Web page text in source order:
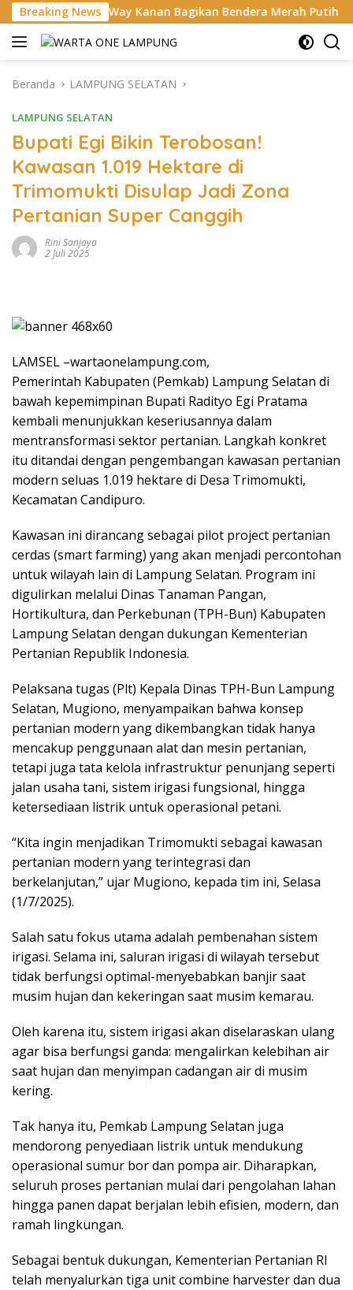
Langsung
ke
konten
Breaking News
Kanan Bagikan Bendera Merah Putih Gratis ke
Beranda LAMPUNG SELATAN
LAMPUNG SELATAN
Bupati Egi Bikin Terobosan!
Kawasan 1.019 Hektare di
Trimomukti Disulap Jadi Zona
Pertanian Super Canggih
Rini Sanjaya
2 Juli 2025
LAMSEL –wartaonelampung.com,
Pemerintah Kabupaten (Pemkab) Lampung Selatan di
bawah kepemimpinan Bupati Radityo Egi Pratama
kembali menunjukkan keseriusannya dalam
mentransformasi sektor pertanian. Langkah konkret
itu ditandai dengan pengembangan kawasan pertanian
modern seluas 1.019 hektare di Desa Trimomukti,
Kecamatan Candipuro.
Kawasan ini dirancang sebagai pilot project pertanian
cerdas (smart farming) yang akan menjadi percontohan
untuk wilayah lain di Lampung Selatan. Program ini
digulirkan melalui Dinas Tanaman Pangan,
Hortikultura, dan Perkebunan (TPH-Bun) Kabupaten
Lampung Selatan dengan dukungan Kementerian
Pertanian Republik Indonesia.
Pelaksana tugas (Plt) Kepala Dinas TPH-Bun Lampung
Selatan, Mugiono, menyampaikan bahwa konsep
pertanian modern yang dikembangkan tidak hanya
mencakup penggunaan alat dan mesin pertanian,
tetapi juga tata kelola infrastruktur penunjang seperti
jalan usaha tani, sistem irigasi fungsional, hingga
ketersediaan listrik untuk operasional petani.
“Kita ingin menjadikan Trimomukti sebagai kawasan
pertanian modern yang terintegrasi dan
berkelanjutan,” ujar Mugiono, kepada tim ini, Selasa
(1/7/2025).
Salah satu fokus utama adalah pembenahan sistem
irigasi. Selama ini, saluran irigasi di wilayah tersebut
tidak berfungsi optimal-menyebabkan banjir saat
musim hujan dan kekeringan saat musim kemarau.
Oleh karena itu, sistem irigasi akan diselaraskan ulang
agar bisa berfungsi ganda: mengalirkan kelebihan air
saat hujan dan menyimpan cadangan air di musim
kering.
Tak hanya itu, Pemkab Lampung Selatan juga
mendorong penyediaan listrik untuk mendukung
operasional sumur bor dan pompa air. Diharapkan,
seluruh proses pertanian mulai dari pengolahan lahan
hingga panen dapat berjalan lebih efisien, modern, dan
ramah lingkungan.
Sebagai bentuk dukungan, Kementerian Pertanian RI
telah menyalurkan tiga unit combine harvester dan dua